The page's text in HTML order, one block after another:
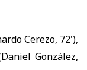
Cerezo, 72'),
González,